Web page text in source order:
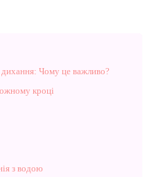
Чому це важливо?
кроці
з водою